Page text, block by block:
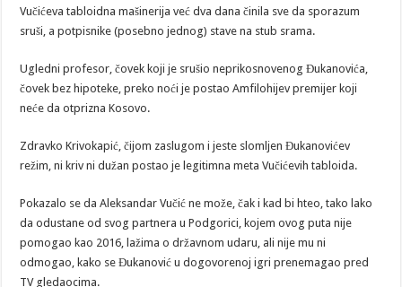
Vučićeva tabloidna mašinerija već dva dana činila sve da sporazum
sruši, a potpisnike (posebno jednog) stave na stub srama.
Ugledni profesor, čovek koji je srušio neprikosnovenog Đukanovića,
čovek bez hipoteke, preko noći je postao Amfilohijev premijer koji
neće da otprizna Kosovo.
Zdravko Krivokapić, čijom zaslugom i jeste slomljen Đukanovićev
režim, ni kriv ni dužan postao je legitimna meta Vučićevih tabloida.
Pokazalo se da Aleksandar Vučić ne može, čak i kad bi hteo, tako lako
da odustane od svog partnera u Podgorici, kojem ovog puta nije
pomogao kao 2016, lažima o državnom udaru, ali nije mu ni
odmogao, kako se Đukanović u dogovorenoj igri prenemagao pred
TV gledaocima.